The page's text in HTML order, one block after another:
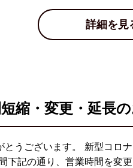
詳細を見
縮・変更・延長
うございます。 新型コロ
下記の通り、営業時間を変